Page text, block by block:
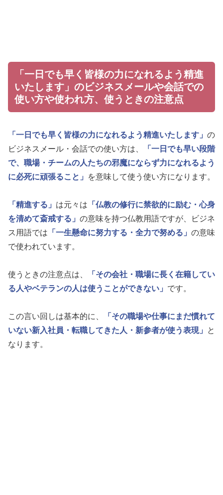
「一日でも早く皆様の力になれるよう精進
いたします」のビジネスメールや会話での
使い方や使われ方、使うときの注意点
「一日でも早く皆様の力になれるよう精進いたします」 の
ビジネスメール・会話での使い方は、
「一日でも早い段階
で、職場・チームの人たちの邪魔にならず力になれるよう
に必死に頑張ること」
を意味して使う使い方になります。
「精進する」 は元々は 「仏教の修行に禁欲的に励む・心身
を清めて斎戒する」 の意味を持つ仏教用語ですが、ビジネ
ス用語では 「一生懸命に努力する・全力で努める」 の意味
で使われています。
使うときの注意点は、
「その会社・職場に長く在籍してい
る人やベテランの人は使うことができない」 です。
この言い回しは基本的に、
「その職場や仕事にまだ慣れて
いない新入社員・転職してきた人・新参者が使う表現」
と
なります。